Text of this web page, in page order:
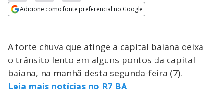
Adicione como fonte preferencial no Google
A forte chuva que atinge a capital baiana deixa
o trânsito lento em alguns pontos da capital
baiana, na manhã desta segunda-feira (7).
Leia mais notícias no R7 BA